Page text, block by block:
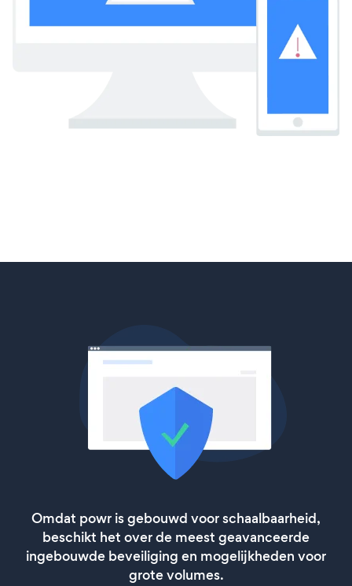
Omdat powr is gebouwd voor schaalbaarheid,
beschikt het over de meest geavanceerde
ingebouwde beveiliging en mogelijkheden voor
grote volumes.